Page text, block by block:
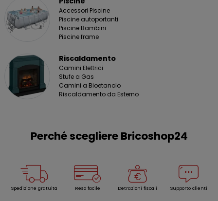
Accessori Piscine
Piscine autoportanti
Piscine Bambini
Piscine frame
Riscaldamento
Camini Elettrici
Stufe a Gas
Camini a Bioetanolo
Riscaldamento da Esterno
Perché scegliere Bricoshop24
Spedizione gratuita Reso facile Detrazioni fiscali Supporto clienti